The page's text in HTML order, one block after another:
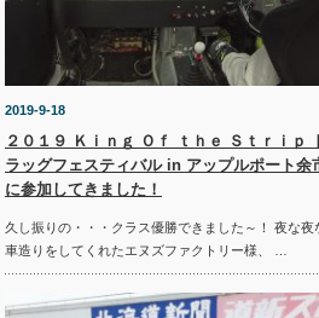
2019-9-18
２０１９ Ｋｉｎｇ Ｏｆ ｔｈｅ Ｓｔｒｉｐ
ラッグフェスティバル in アップルポート余
に参加してきました！
久し振りの・・・クラス優勝できました～！ 夜な夜
車造りをしてくれたエヌズファクトリー様、 …